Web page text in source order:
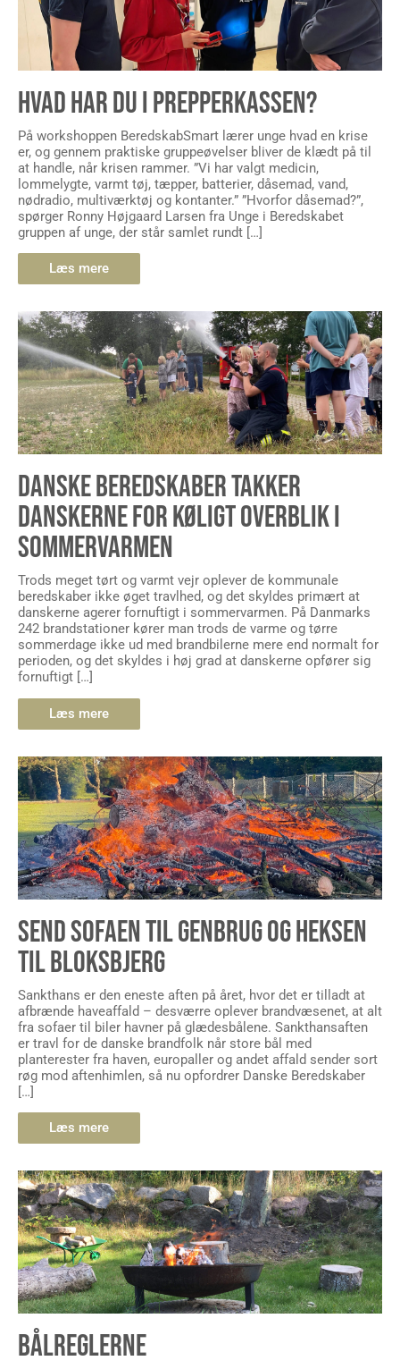
HVAD HAR DU I PREPPERKASSEN?
På workshoppen BeredskabSmart lærer unge hvad en krise
er, og gennem praktiske gruppeøvelser bliver de klædt på til
at handle, når krisen rammer. ”Vi har valgt medicin,
lommelygte, varmt tøj, tæpper, batterier, dåsemad, vand,
nødradio, multiværktøj og kontanter.” ”Hvorfor dåsemad?”,
spørger Ronny Højgaard Larsen fra Unge i Beredskabet
gruppen af unge, der står samlet rundt […]
Læs mere
DANSKE BEREDSKABER TAKKER
DANSKERNE FOR KØLIGT OVERBLIK I
SOMMERVARMEN
Trods meget tørt og varmt vejr oplever de kommunale
beredskaber ikke øget travlhed, og det skyldes primært at
danskerne agerer fornuftigt i sommervarmen. På Danmarks
242 brandstationer kører man trods de varme og tørre
sommerdage ikke ud med brandbilerne mere end normalt for
perioden, og det skyldes i høj grad at danskerne opfører sig
fornuftigt […]
Læs mere
SEND SOFAEN TIL GENBRUG OG HEKSEN
TIL BLOKSBJERG
Sankthans er den eneste aften på året, hvor det er tilladt at
afbrænde haveaffald – desværre oplever brandvæsenet, at alt
fra sofaer til biler havner på glædesbålene. Sankthansaften
er travl for de danske brandfolk når store bål med
planterester fra haven, europaller og andet affald sender sort
røg mod aftenhimlen, så nu opfordrer Danske Beredskaber
[…]
Læs mere
BÅLREGLERNE